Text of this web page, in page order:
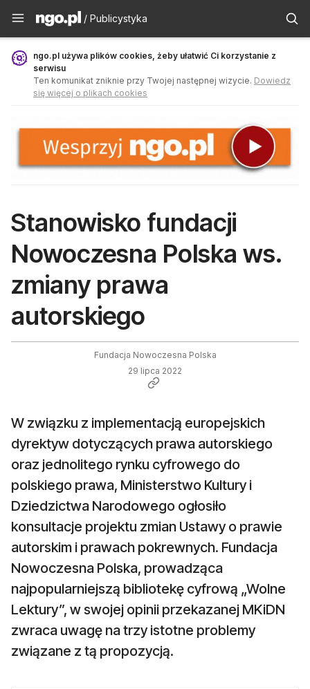
Publicystyka - ngo.pl
/ Publicystyka
ngo.pl używa plików cookies, żeby ułatwić Ci korzystanie z
serwisu
Ten komunikat zniknie przy Twojej następnej wizycie. Dowiedz
się więcej o plikach cookies
Stanowisko fundacji
Nowoczesna Polska ws.
zmiany prawa
autorskiego
Fundacja Nowoczesna Polska
29 lipca 2022
W związku z implementacją europejskich
dyrektyw dotyczących prawa autorskiego
oraz jednolitego rynku cyfrowego do
polskiego prawa, Ministerstwo Kultury i
Dziedzictwa Narodowego ogłosiło
konsultacje projektu zmian Ustawy o prawie
autorskim i prawach pokrewnych. Fundacja
Nowoczesna Polska, prowadząca
najpopularniejszą bibliotekę cyfrową „Wolne
Lektury”, w swojej opinii przekazanej MKiDN
zwraca uwagę na trzy istotne problemy
związane z tą propozycją.